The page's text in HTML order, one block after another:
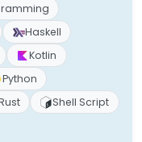
Haskell
Kotlin
Python
Shell Script